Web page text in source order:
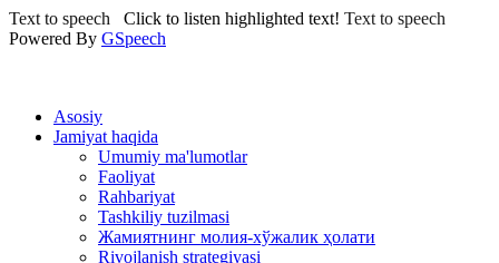
Text to speech Click to listen highlighted text! Text to speech
Powered By GSpeech
Asosiy
Jamiyat haqida
Umumiy ma'lumotlar
Faoliyat
Rahbariyat
Tashkiliy tuzilmasi
Жамиятнинг молия-хўжалик ҳолати
Rivojlanish strategiyasi